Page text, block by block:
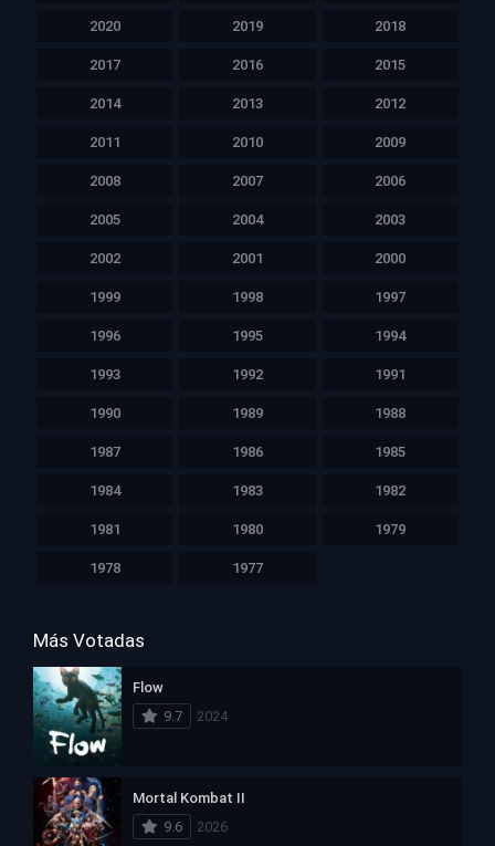
2020 2019 2018
2017 2016 2015
2014 2013 2012
2011 2010 2009
2008 2007 2006
2005 2004 2003
2002 2001 2000
1999 1998 1997
1996 1995 1994
1993 1992 1991
1990 1989 1988
1987 1986 1985
1984 1983 1982
1981 1980 1979
1978 1977
Más Votadas
Flow
9.7
2024
Mortal Kombat II
9.6
2026